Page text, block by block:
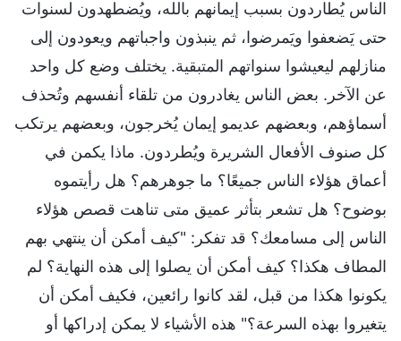
الناس يُطاردون بسبب إيمانهم بالله، ويُضطهدون لسنوات
حتى يَضعفوا ويَمرضوا، ثم ينبذون واجباتهم ويعودون إلى
منازلهم ليعيشوا سنواتهم المتبقية. يختلف وضع كل واحد
عن الآخر. بعض الناس يغادرون من تلقاء أنفسهم وتُحذف
أسماؤهم، وبعضهم عديمو إيمان يُخرجون، وبعضهم يرتكب
كل صنوف الأفعال الشريرة ويُطردون. ماذا يكمن في
أعماق هؤلاء الناس جميعًا؟ ما جوهرهم؟ هل رأيتموه
بوضوح؟ هل تشعر بتأثر عميق متى تناهت قصص هؤلاء
الناس إلى مسامعك؟ قد تفكر: "كيف أمكن أن ينتهي بهم
المطاف هكذا؟ كيف أمكن أن يصلوا إلى هذه النهاية؟ لم
يكونوا هكذا من قبل، لقد كانوا رائعين، فكيف أمكن أن
يتغيروا بهذه السرعة؟" هذه الأشياء لا يمكن إدراكها أو